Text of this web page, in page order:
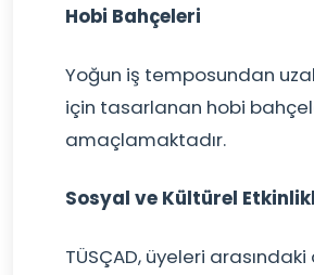
Hobi Bahçeleri
Yoğun iş temposundan
için tasarlanan hobi
amaçlamaktadır.
Sosyal ve Kültürel
TÜSÇAD, üyeleri